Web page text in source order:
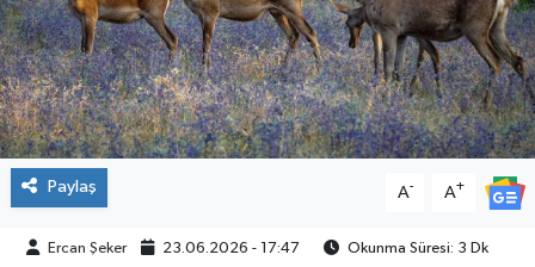
Paylaş A- A+
Ercan Şeker 23.06.2026 - 17:47 Okunma Süresi: 3 Dk
İLÇELER
RESMİ İLANLAR
KÜLTÜR
TURİZM
MAGAZİN